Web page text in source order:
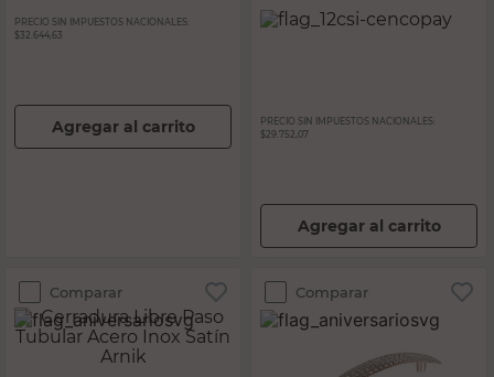
PRECIO SIN IMPUESTOS NACIONALES:
$32.644,63
Agregar al carrito
PRECIO SIN IMPUESTOS NACIONALES:
$29.752,07
Agregar al carrito
Comparar Comparar